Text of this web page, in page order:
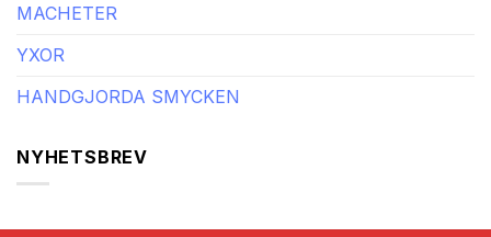
MACHETER
YXOR
HANDGJORDA SMYCKEN
NYHETSBREV